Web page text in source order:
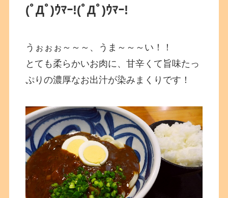
(ﾟДﾟ)ｳﾏｰ!(ﾟДﾟ)ｳﾏｰ!
うぉぉぉ～～～、うま～～～い！！
とても柔らかいお肉に、甘辛くて旨味たっ
ぷりの濃厚なお出汁が染みまくりです！